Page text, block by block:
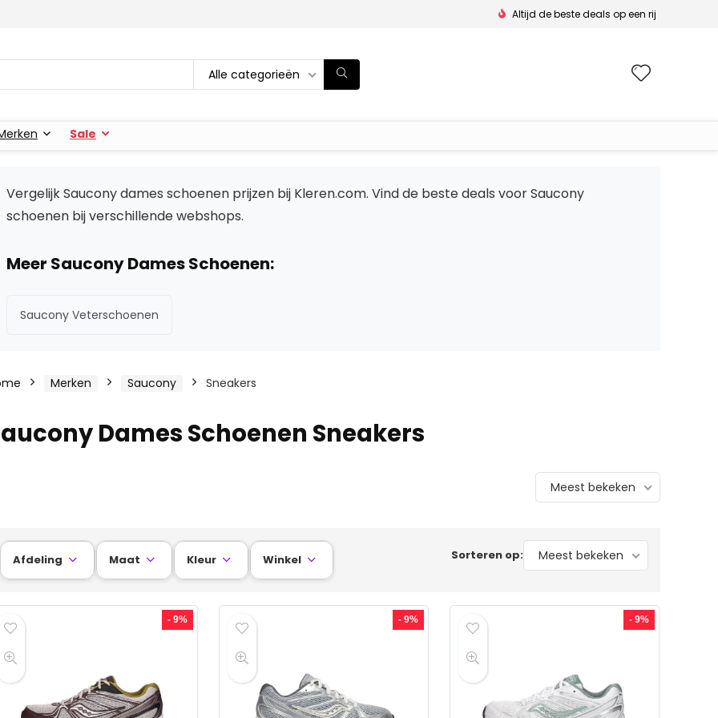
Altijd de beste deals op een rij
Alle categorieën
Sale
Vergelijk Saucony dames schoenen prijzen bij Kleren.com. Vind de beste deals voor Saucony
schoenen bij verschillende webshops.
Meer Saucony Dames Schoenen:
Saucony Veterschoenen
Merken Saucony Sneakers
Dames Schoenen Sneakers
Meest bekeken
Sorteren op: Meest bekeken
Afdeling  Maat  Kleur  Winkel 
- 9% - 9% - 9%